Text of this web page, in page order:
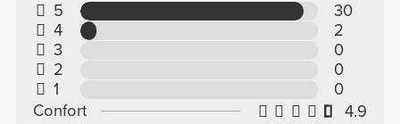
5
30
4
2
3
0
2
0
1
0
Confort
4.9